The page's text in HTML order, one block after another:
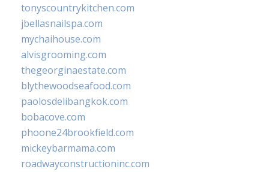
tonyscountrykitchen.com
jbellasnailspa.com
mychaihouse.com
alvisgrooming.com
thegeorginaestate.com
blythewoodseafood.com
paolosdelibangkok.com
bobacove.com
phoone24brookfield.com
mickeybarmama.com
roadwayconstructioninc.com